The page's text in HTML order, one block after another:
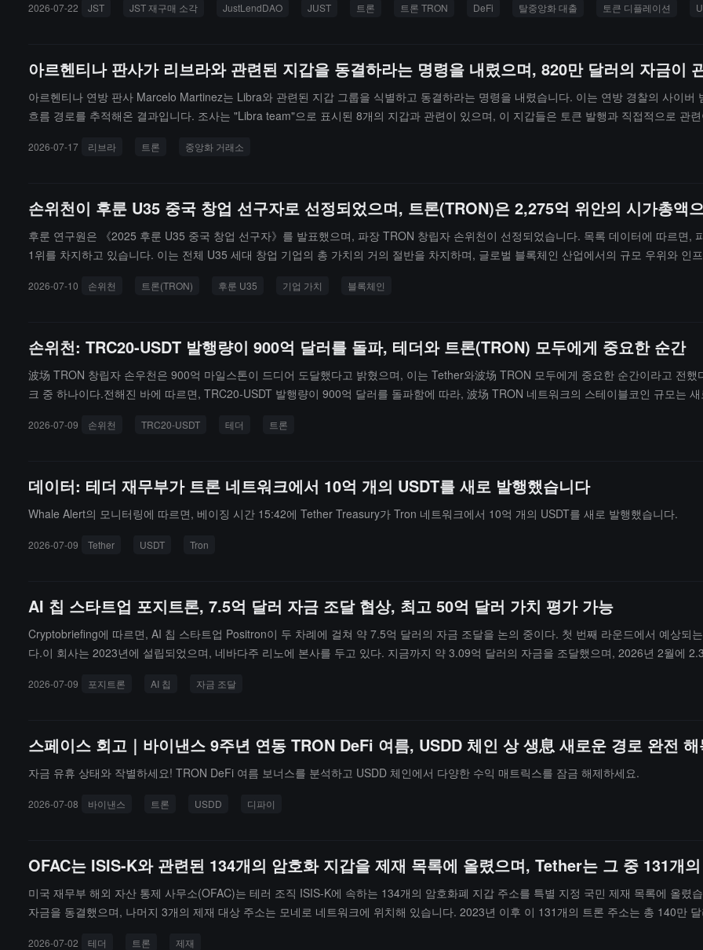
2026-07-22 JST JST 재구매 소각 JustLendDAO JUST 트론 트론 TRON DeFi 탈중앙화 대출 토큰 디플레이션
아르헨티나 판사가 리브라와 관련된 지갑을 동결하라는 명령을 내렸으며, 820만 달러의 자금이
아르헨티나 연방 판사 Marcelo Martinez는 Libra와 관련된 지갑 그룹을 식별하고 동결하라는 명령을 내렸습니다. 이는 연방 경찰의 사이
흐름 경로를 추적해온 결과입니다. 조사는 "Libra team"으로 표시된 8개의 지갑과 관련이 있으며, 이 지갑들은 토큰 발행과 직접적으로 관
거의 50만 달러에 달합니다. 17건의 이체 중 최소 10건은 바이낸스를 경유하였고, 8개의 지갑은 Bybit와 연결되어 있으며, 2개는 OKX와,
2026-07-17 리브라 트론 중앙화 거래소
손위천이 후룬 U35 중국 창업 선구자로 선정되었으며, 트론(TRON)은 2,275억 위안의 시가총액
후룬 연구원은 《2025 후룬 U35 중국 창업 선구자》를 발표했으며, 파장 TRON 창립자 손위천이 선정되었습니다. 목록 데이터에 따르면
1위를 차지하고 있습니다. 이는 전체 U35 세대 창업 기업의 총 가치의 거의 절반을 차지하며, 글로벌 블록체인 산업에서의 규모 우위와 인
있는 혁신은 반드시 실제 수요에 의해 뒷받침되어야 한다고 말했습니다. 이번 선정은 그의 장기 창업 실천, 글로벌 비전, 그리고 파장
2026-07-10 손위천 트론(TRON) 후룬 U35 기업 가치 블록체인
손위천: TRC20-USDT 발행량이 900억 달러를 돌파, 테더와 트론(TRON) 모두에게 중요한 순간
波场 TRON 창립자 손우천은 900억 마일스톤이 드디어 도달했다고 밝혔으며, 이는 Tether와波场 TRON 모두에게 중요한 순간이라고 전
크 중 하나이다.전해진 바에 따르면, TRC20-USDT 발행량이 900억 달러를 돌파함에 따라, 波场 TRON 네트워크의 스테이블코인 규모는
2026-07-09 손위천 TRC20-USDT 테더 트론
데이터: 테더 재무부가 트론 네트워크에서 10억 개의 USDT를 새로 발행했습니다
Whale Alert의 모니터링에 따르면, 베이징 시간 15:42에 Tether Treasury가 Tron 네트워크에서 10억 개의 USDT를 새로 발행했습니다.
2026-07-09 Tether USDT Tron
AI 칩 스타트업 포지트론, 7.5억 달러 자금 조달 협상, 최고 50억 달러 가치 평가 가능
Cryptobriefing에 따르면, AI 칩 스타트업 Positron이 두 차례에 걸쳐 약 7.5억 달러의 자금 조달을 논의 중이다. 첫 번째 라운드에서 예상되
다.이 회사는 2023년에 설립되었으며, 네바다주 리노에 본사를 두고 있다. 지금까지 약 3.09억 달러의 자금을 조달했으며, 2026년 2월에
나이다. 회사는 자사의 하드웨어가 일부 AI 추론 부하에서 Nvidia 제품보다 1와트당 성능이 3.5배 이상 높다고 주장하고 있다. 차세대 칩
2026-07-09 포지트론 AI 칩 자금 조달
스페이스 회고｜바이낸스 9주년 연동 TRON DeFi 여름, USDD 체인 상 생息 새로운 경로 완전
자금 유휴 상태와 작별하세요! TRON DeFi 여름 보너스를 분석하고 USDD 체인에서 다양한 수익 매트릭스를 잠금 해제하세요.
2026-07-08 바이낸스 트론 USDD 디파이
OFAC는 ISIS-K와 관련된 134개의 암호화 지갑을 제재 목록에 올렸으며, Tether는 그 중 131개
미국 재무부 해외 자산 통제 사무소(OFAC)는 테러 조직 ISIS-K에 속하는 134개의 암호화폐 지갑 주소를 특별 지정 국민 제재 목록에 올
자금을 동결했으며, 나머지 3개의 제재 대상 주소는 모네로 네트워크에 위치해 있습니다. 2023년 이후 이 131개의 트론 주소는 총 140만
2026-07-02 테더 트론 제재